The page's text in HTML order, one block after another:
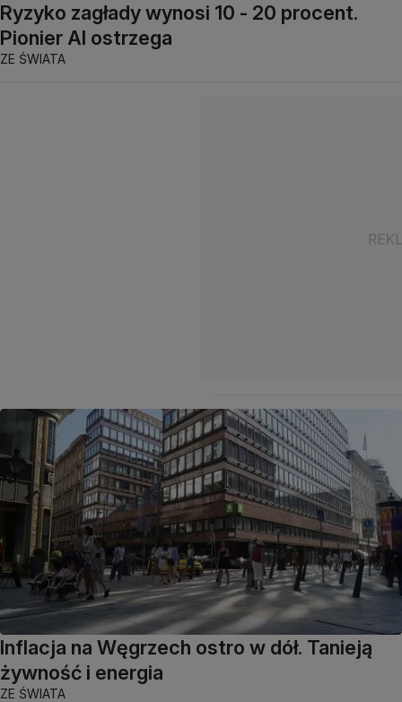
Ryzyko zagłady wynosi 10 - 20 procent.
Pionier AI ostrzega
ZE ŚWIATA
Inflacja na Węgrzech ostro w dół. Tanieją
żywność i energia
ZE ŚWIATA